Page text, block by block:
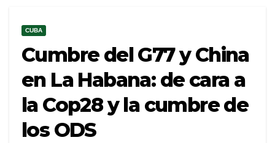
CUBA
Cumbre del G77 y China
en La Habana: de cara a
la Cop28 y la cumbre de
los ODS